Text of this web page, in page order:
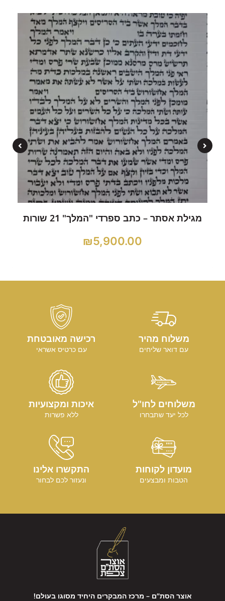
מגילת אסתר – כתב ספרדי "המלך" 21 שורות
₪5,900.00
משלוח מהיר
עם דואר שליחים
רכישה מאובטחת
עם כרטיס אשראי
משלוחים לחו"ל
לכל יעד שתבחרו
איכות ומקצועיות
ללא פשרות
מועדון לקוחות
הטבות ומבצעים
התקשרו אלינו
ונעזור לכם לבחור
אוצר הסת”ם – מרכז המבקרים היחיד מסוגו בעולם!